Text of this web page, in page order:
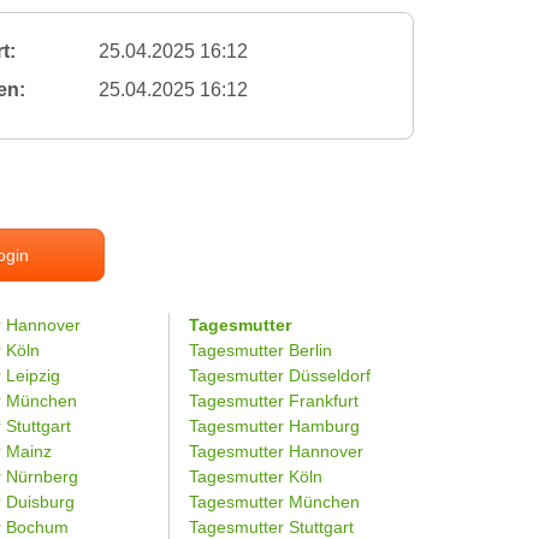
25.04.2025 16:12
25.04.2025 16:12
Hannover
Köln
Leipzig
München
Stuttgart
Mainz
Nürnberg
Duisburg
Bochum
Tagesmutter
Tagesmutter Berlin
Tagesmutter Düsseldorf
Tagesmutter Frankfurt
Tagesmutter Hamburg
Tagesmutter Hannover
Tagesmutter Köln
Tagesmutter München
Tagesmutter Stuttgart